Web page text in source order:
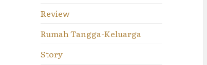
Review
Rumah Tangga-Keluarga
Story